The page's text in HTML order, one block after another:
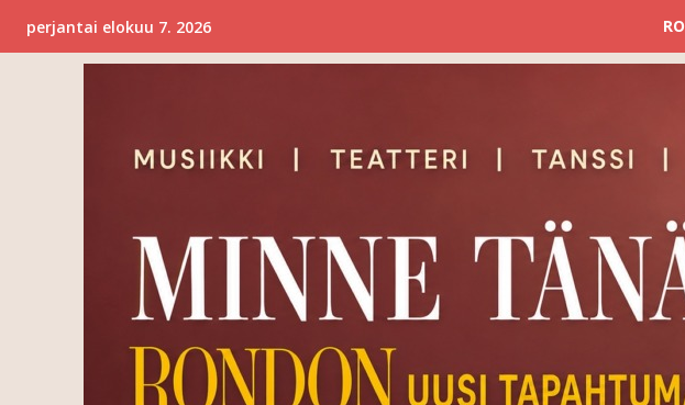
perjantai elokuu 7. 2026